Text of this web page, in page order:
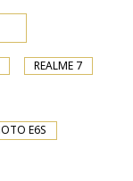
REALME 7
E6S